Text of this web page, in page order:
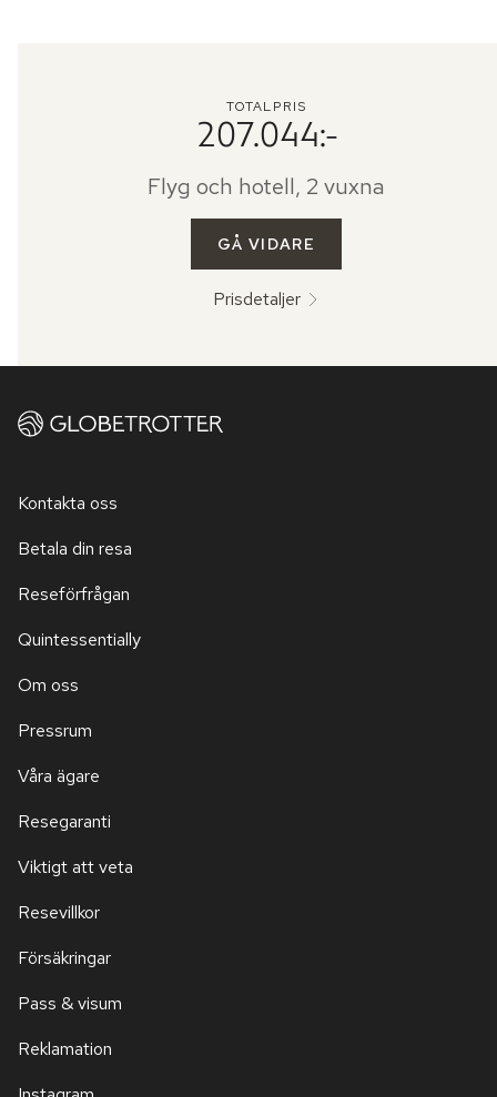
TOTALPRIS
207.044:-
Flyg och hotell, 2 vuxna
GÅ VIDARE
Prisdetaljer
Kontakta oss
Betala din resa
Reseförfrågan
Quintessentially
Om oss
Pressrum
Våra ägare
Resegaranti
Viktigt att veta
Resevillkor
Försäkringar
Pass & visum
Reklamation